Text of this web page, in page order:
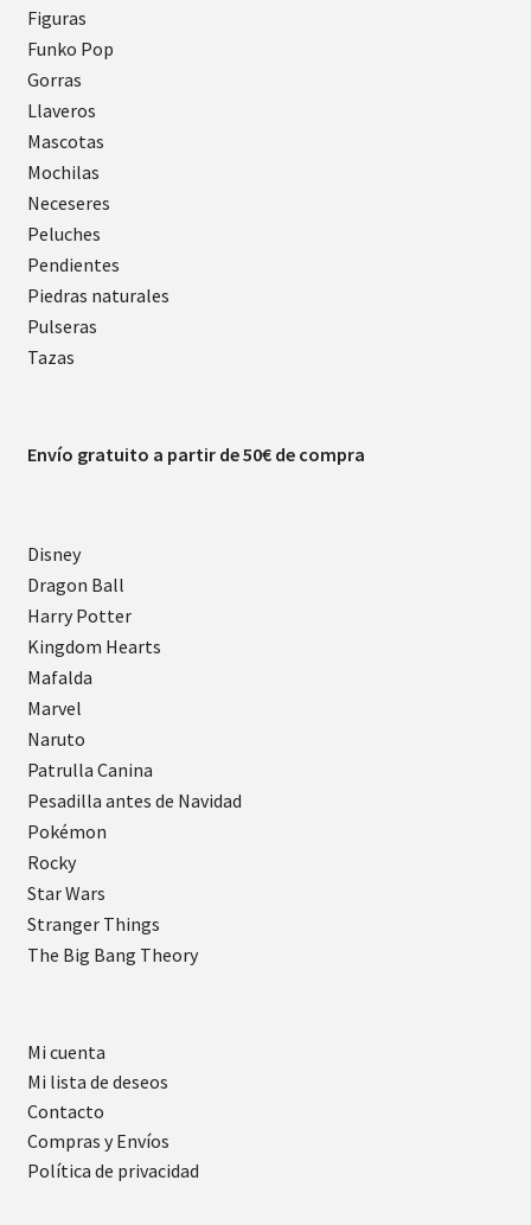
Figuras
Funko Pop
Gorras
Llaveros
Mascotas
Mochilas
Neceseres
Peluches
Pendientes
Piedras naturales
Pulseras
Tazas
Envío gratuito a partir de 50€ de compra
Disney
Dragon Ball
Harry Potter
Kingdom Hearts
Mafalda
Marvel
Naruto
Patrulla Canina
Pesadilla antes de Navidad
Pokémon
Rocky
Star Wars
Stranger Things
The Big Bang Theory
Mi cuenta
Mi lista de deseos
Contacto
Compras y Envíos
Política de privacidad